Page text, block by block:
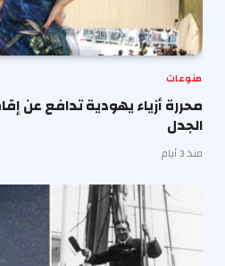
منوعات
محررة أزياء يهودية تدافع عن
الجدل
منذ 3 أيام